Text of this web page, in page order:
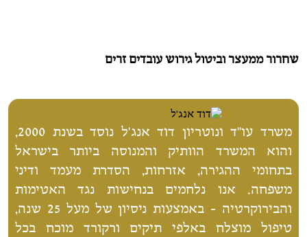
שחרור ממעצר וביטול גירוש עובדים זרים
משרד עו"ד ונוטריון דוד אנג'ל נוסד בשנת 2000,
והוא המשרד הוותיק והמנוסה ביותר בישראל
בתחומי ההגירה, אזרחות, הסדרת מעמד ודיני
משפחה. אנו נלחמים בנחישות נגד האטימות
והבירוקרטיה - באמצעות ניסיון של מעל 25 שנה,
טיפול מוצלח באלפי תיקים ורקורד מוכח בכל